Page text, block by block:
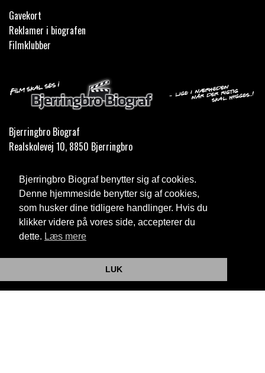
Bjerringbro Biograf benytter sig af cookies.
Denne hjemmeside benytter sig af cookies,
som husker dine tidligere handlinger. Hvis du
klikker videre på vores side, accepterer du
dette. Læs mere
LUK
Gavekort
Reklamer i biografen
Filmklubber
Bjerringbro Biograf
Realskolevej 10, 8850 Bjerringbro
Telefon:35 11 59 59
Email: info@bjerringbrobiograf.dk
Cookie- og privatlivspolitik